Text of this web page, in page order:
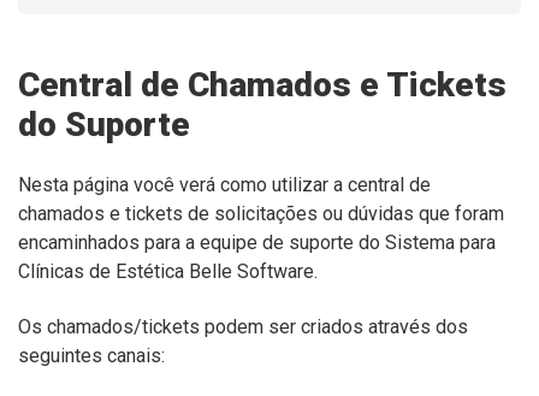
Central de Chamados e Tickets
do Suporte
Nesta página você verá como utilizar a central de
chamados e tickets de solicitações ou dúvidas que foram
encaminhados para a equipe de suporte do Sistema para
Clínicas de Estética Belle Software.
Os chamados/tickets podem ser criados através dos
seguintes canais: